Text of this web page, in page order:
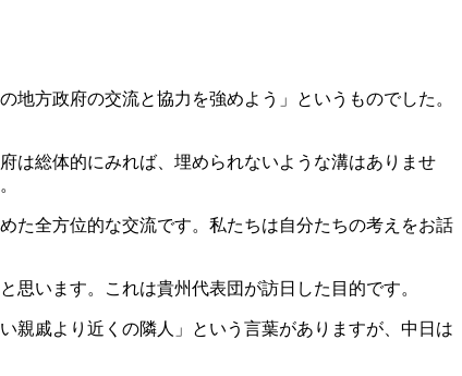
方政府の交流と協力を強めよう」というものでした。
は総体的にみれば、埋められないような溝はありませ
た全方位的な交流です。私たちは自分たちの考えをお話
います。これは貴州代表団が訪日した目的です。
親戚より近くの隣人」という言葉がありますが、中日は